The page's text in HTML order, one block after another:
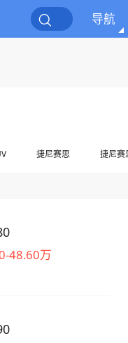
导航
捷尼赛思 捷尼赛
48.60万